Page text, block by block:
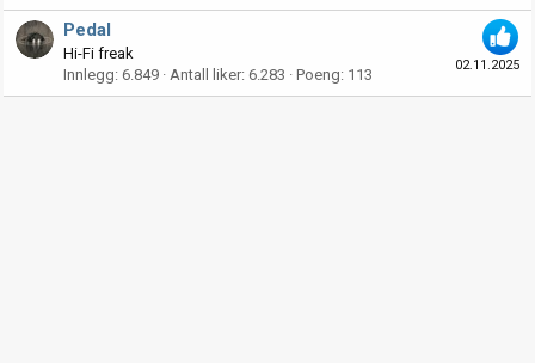
02.11.2025
Pedal
Hi-Fi freak
Innlegg 6.849 Antall liker 6.283 Poeng 113